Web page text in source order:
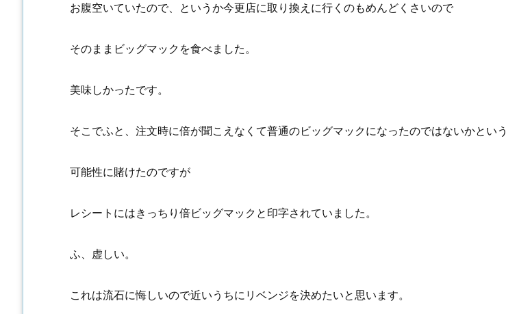
お腹空いていたので、というか今更店に取り換えに行くのもめんどくさいので
そのままビッグマックを食べました。
美味しかったです。
そこでふと、注文時に倍が聞こえなくて普通のビッグマックになったのではないかという
可能性に賭けたのですが
レシートにはきっちり倍ビッグマックと印字されていました。
ふ、虚しい。
これは流石に悔しいので近いうちにリベンジを決めたいと思います。